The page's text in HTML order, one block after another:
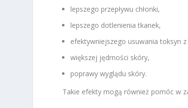
lepszego przepływu chłonki,
lepszego dotlenienia tkanek,
efektywniejszego usuwania toksyn
większej jędrności skóry,
poprawy wyglądu skóry.
Takie efekty mogą również pomóc w